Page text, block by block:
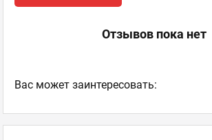
Отзывов пока нет
Ваc может заинтересовать: